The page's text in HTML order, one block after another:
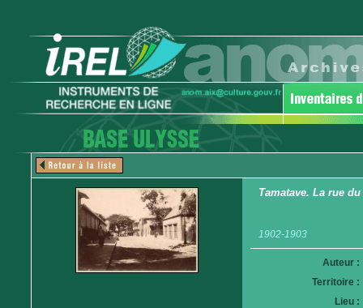
Tamatave. La rue
1902-1903
Auteur :
Territoire :
Lieu :